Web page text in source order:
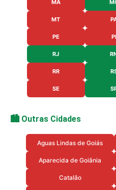
MA
MT
PE PI
RJ
RR
SE
🏙️ Outras Cidades
Aguas Lindas de Goiás
Aparecida de Goiânia
Catalão